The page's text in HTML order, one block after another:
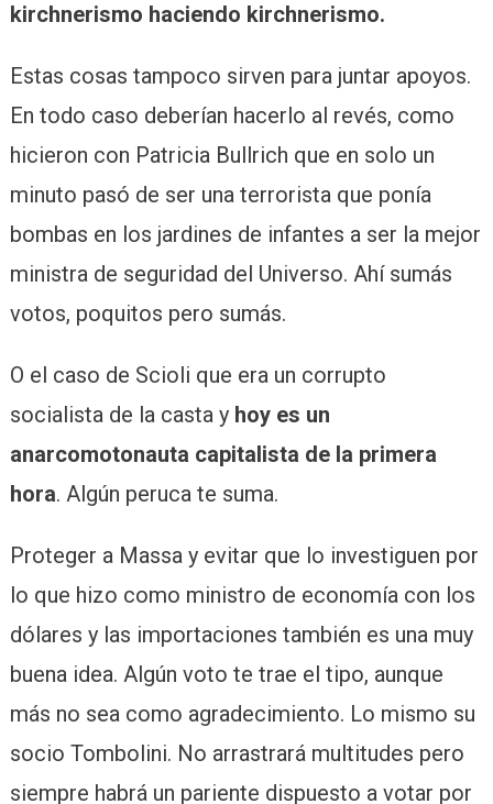
kirchnerismo haciendo kirchnerismo.
Estas cosas tampoco sirven para juntar apoyos.
En todo caso deberían hacerlo al revés, como
hicieron con Patricia Bullrich que en solo un
minuto pasó de ser una terrorista que ponía
bombas en los jardines de infantes a ser la mejor
ministra de seguridad del Universo. Ahí sumás
votos, poquitos pero sumás.
O el caso de Scioli que era un corrupto
socialista de la casta yhoy es un
anarcomotonauta capitalista de la primera
hora. Algún peruca te suma.
Proteger a Massa y evitar que lo investiguen por
lo que hizo como ministro de economía con los
dólares y las importaciones también es una muy
buena idea. Algún voto te trae el tipo, aunque
más no sea como agradecimiento. Lo mismo su
socio Tombolini. No arrastrará multitudes pero
siempre habrá un pariente dispuesto a votar por